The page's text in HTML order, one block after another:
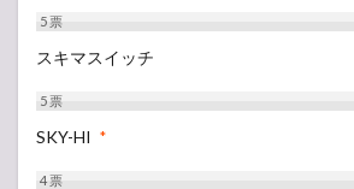
5票
スキマスイッチ
5票
SKY-HI *
4票